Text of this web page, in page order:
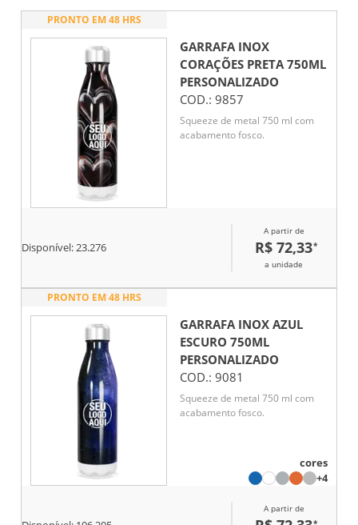
PRONTO EM 48 HRS
GARRAFA INOX
CORAÇÕES PRETA 750ML
PERSONALIZADO
COD.: 9857
Squeeze de metal 750 ml com
acabamento fosco.
Disponível:23.276
A partir de
R$ 72,33*
a unidade
PRONTO EM 48 HRS
GARRAFA INOX AZUL
ESCURO 750ML
PERSONALIZADO
COD.: 9081
Squeeze de metal 750 ml com
acabamento fosco.
cores
+4
A partir de